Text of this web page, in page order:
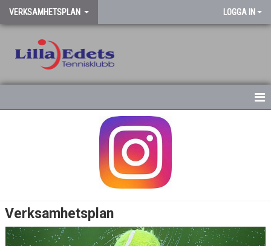
VERKSAMHETSPLAN LOGGA IN
Verksamhetsplan